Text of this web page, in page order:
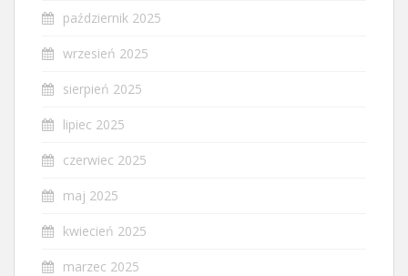
październik 2025
wrzesień 2025
sierpień 2025
lipiec 2025
czerwiec 2025
maj 2025
kwiecień 2025
marzec 2025